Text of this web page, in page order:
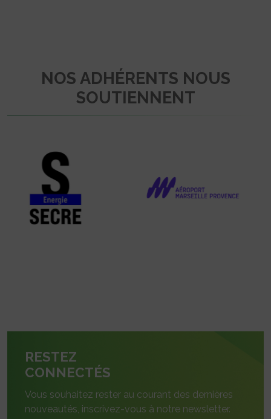
NOS ADHÉRENTS NOUS
SOUTIENNENT
RESTEZ
CONNECTÉS
Vous souhaitez rester au courant des dernières
nouveautés, inscrivez-vous à notre newsletter.